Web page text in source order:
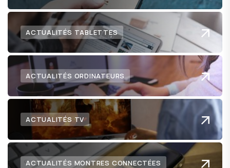
ACTUALITÉS TABLETTES
ACTUALITÉS ORDINATEURS
ACTUALITÉS TV
ACTUALITÉS MONTRES CONNECTÉES